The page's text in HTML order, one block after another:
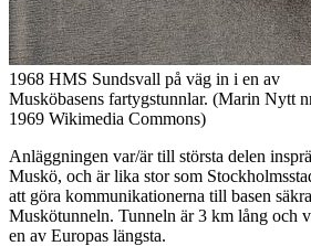
1968 HMS Sundsvall på väg in i en av
Musköbasens fartygstunnlar. (Marin Nytt
1969 Wikimedia Commons)
Anläggningen var/är till största delen
Muskö, och är lika stor som
att göra kommunikationerna till basen
Muskötunneln. Tunneln är 3 km lång och
en av Europas längsta.